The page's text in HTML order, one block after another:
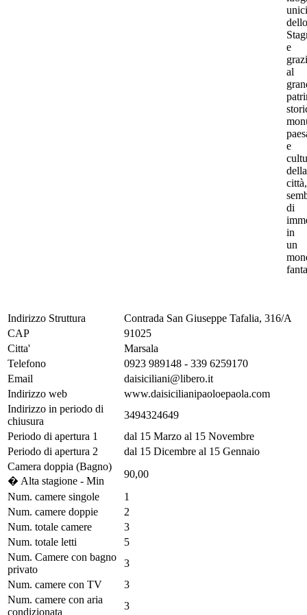
unici
dello
e
al
e
della
città,
di
in
un
Indirizzo Struttura
Contrada San Giuseppe Tafalia, 316/A
CAP
91025
Citta'
Marsala
Telefono
0923 989148 - 339 6259170
Email
daisiciliani@libero.it
Indirizzo web
www.daisicilianipaoloepaola.com
Indirizzo in periodo di
chiusura
3494324649
Periodo di apertura 1
dal 15 Marzo al 15 Novembre
Periodo di apertura 2
dal 15 Dicembre al 15 Gennaio
Camera doppia (Bagno)
� Alta stagione - Min
90,00
Num. camere singole
1
Num. camere doppie
2
Num. totale camere
3
Num. totale letti
5
Num. Camere con bagno
privato
3
Num. camere con TV
3
Num. camere con aria
condizionata
3